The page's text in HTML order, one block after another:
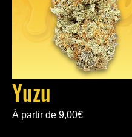
Yuzu
À partir de 9,00€Prix